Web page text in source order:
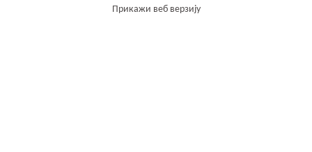
Прикажи веб верзију